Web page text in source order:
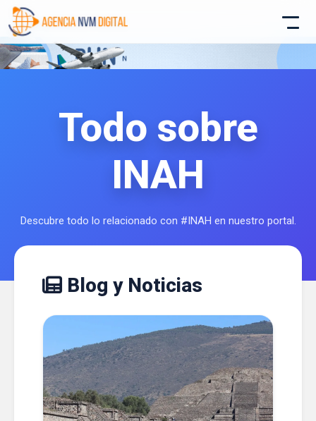
Todo sobre
INAH
Descubre todo lo relacionado con #INAH en nuestro portal.
Blog y Noticias